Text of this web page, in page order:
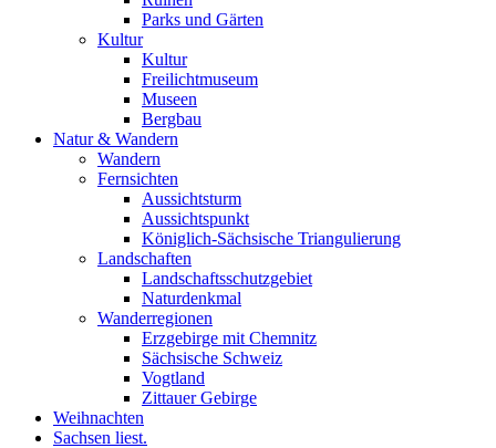
Parks und Gärten
Kultur
Kultur
Freilichtmuseum
Museen
Bergbau
Natur & Wandern
Wandern
Fernsichten
Aussichtsturm
Aussichtspunkt
Königlich-Sächsische Triangulierung
Landschaften
Landschaftsschutzgebiet
Naturdenkmal
Wanderregionen
Erzgebirge mit Chemnitz
Sächsische Schweiz
Vogtland
Zittauer Gebirge
Weihnachten
Sachsen liest.